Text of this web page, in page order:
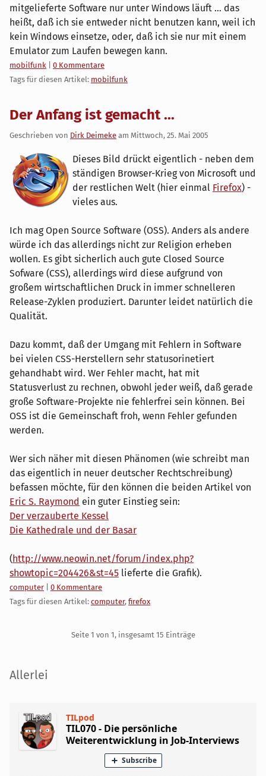
mitgelieferte Software nur unter Windows läuft ... das
heißt, daß ich sie entweder nicht benutzen kann, weil ich
kein Windows einsetze, oder, daß ich sie nur mit einem
Emulator zum Laufen bewegen kann.
Kategorien:
mobilfunk
0 Kommentare
Tags für diesen Artikel: mobilfunk
Der Anfang ist gemacht ...
Geschrieben von Dirk Deimeke am Mittwoch, 25. Mai 2005
Dieses Bild drückt eigentlich - neben dem
ständigen Browser-Krieg von Microsoft und
der restlichen Welt (hier einmal Firefox) -
vieles aus.
Ich mag Open Source Software (OSS). Anders als andere
würde ich das allerdings nicht zur Religion erheben
wollen. Es gibt sicherlich auch gute Closed Source
Sofware (CSS), allerdings wird diese aufgrund von
großem wirtschaftlichen Druck in immer schnelleren
Release-Zyklen produziert. Darunter leidet natürlich die
Qualität.
Dazu kommt, daß der Umgang mit Fehlern in Software
bei vielen CSS-Herstellern sehr statusorinetiert
gehandhabt wird. Wer Fehler macht, hat mit
Statusverlust zu rechnen, obwohl jeder weiß, daß gerade
große Software-Projekte nie fehlerfrei sein können. Bei
OSS ist die Gemeinschaft froh, wenn Fehler gefunden
werden.
Wer sich näher mit diesen Phänomen (wie schreibt man
das eigentlich in neuer deutscher Rechtschreibung)
befassen möchte, für den können die beiden Artikel von
Eric S. Raymond ein guter Einstieg sein:
Der verzauberte Kessel
Die Kathedrale und der Basar
(http://www.neowin.net/forum/index.php?
showtopic=204426&st=45 lieferte die Grafik).
Kategorien:
computer
0 Kommentare
Tags für diesen Artikel: computer, firefox
Seite 1 von 1, insgesamt 15 Einträge
Seitenleiste
Allerlei